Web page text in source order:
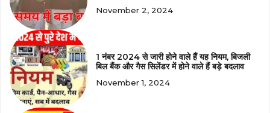
November 2, 2024
1 नंबर 2024 से जारी होने वाले हैं यह नियम, बिजली
बिल बैंक और गैस सिलेंडर में होने वाले हैं बड़े बदलाव
November 1, 2024